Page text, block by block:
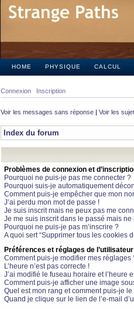
HOME PHYSIQUE CALCUL
Connexion Inscription
Voir les messages sans réponse | Voir les
Index du forum
Problèmes de connexion et
Pourquoi ne puis-je pas me connecter ?
Pourquoi suis-je automatiquement
Comment puis-je empêcher que mon
J’ai perdu mon mot de passe !
Je suis inscrit mais ne peux pas me
Je me suis inscrit dans le passé mais
Pourquoi ne puis-je pas m’inscrire ?
A quoi sert “Supprimer tous les cookies
Préférences et réglages de l’utilisateur
Comment puis-je modifier mes réglages
L’heure n’est pas correcte !
J’ai modifié le fuseau horaire et l’heure
Comment puis-je afficher une image
Quel est mon rang et comment puis-je
Quand je clique sur le lien de l’e-mail